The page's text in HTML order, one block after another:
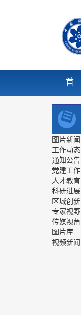
首
图片新闻
工作动态
通知公告
党建工作
人才教育
科研进展
区域创新
专家视野
传媒视角
图片库
视频新闻